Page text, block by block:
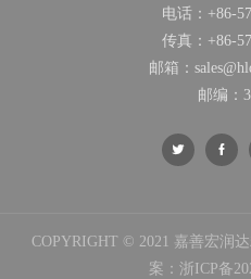
电话： +86-
传真： +86-
邮箱：
邮编：
 
COPYRIGHT © 2021 嘉善宏润
案： 浙ICP备